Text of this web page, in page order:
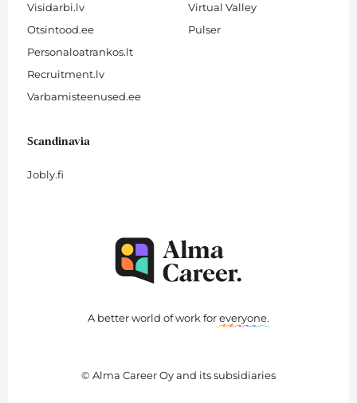
Visidarbi.lv
Otsintood.ee
Personaloatrankos.lt
Recruitment.lv
Varbamisteenused.ee
Virtual Valley
Pulser
Scandinavia
Jobly.fi
A better world of work foreveryone.
© Alma Career Oy and its subsidiaries